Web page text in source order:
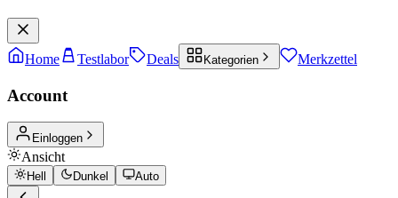
Home Testlabor Deals Kategorien Merkzettel
Account
Einloggen
Ansicht
Hell Dunkel Auto